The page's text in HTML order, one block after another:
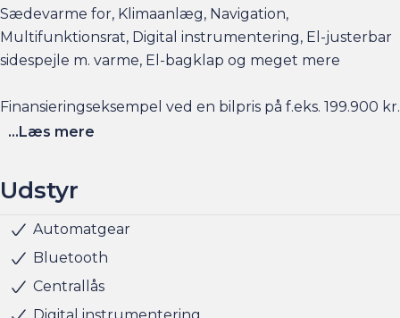
Sædevarme for, Klimaanlæg, Navigation,
Multifunktionsrat, Digital instrumentering, El-justerbar
sidespejle m. varme, El-bagklap og meget mere
Finansieringseksempel ved en bilpris på f.eks. 199.900 kr.
Udbetaling: 39.980,-, Månedligydelse: 2.149,-, Rente
Se flere billeder, få et overblik over totalomkostninger
Husk at booke en forudgående aftale her eller via
...Læs mere
Udstyr
Automatgear
Bluetooth
Centrallås
Musikstreaming via bluetooth
Navigation
Radio
Servo
Sædevarme for
Udvendig temperaturmåler
Alufælge
Anhængertræk
Anhængertræk aftageligt
Anhængertræk svingbart (man.)
Fuld LED forlygter
LED forlygter
LED kørelys
Armlæn
Justerbart rat
Kopholder
Splitbagsæde
Stofindtræk
ABS
Airbag
Antispin
Isofix
5 sæder